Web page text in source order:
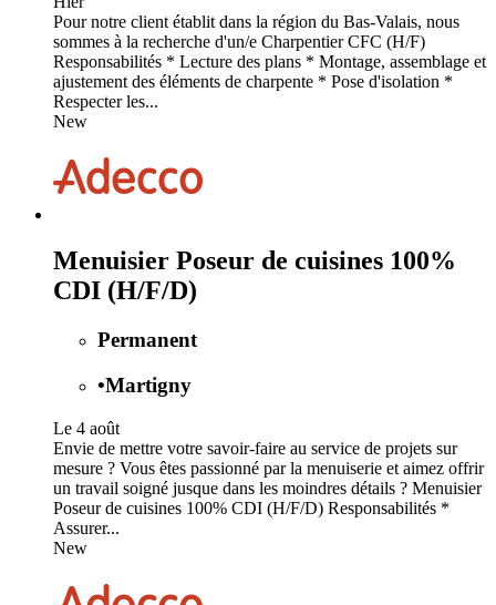
Pour notre client établit dans la région du Bas-Valais, nous
sommes à la recherche d'un/e Charpentier CFC (H/F)
Responsabilités * Lecture des plans * Montage, assemblage et
ajustement des éléments de charpente * Pose d'isolation *
Respecter les...
New
Menuisier Poseur de cuisines 100%
CDI (H/F/D)
Permanent
•Martigny
Le 4 août
Envie de mettre votre savoir-faire au service de projets sur
mesure ? Vous êtes passionné par la menuiserie et aimez offrir
un travail soigné jusque dans les moindres détails ? Menuisier
Poseur de cuisines 100% CDI (H/F/D) Responsabilités *
Assurer...
New